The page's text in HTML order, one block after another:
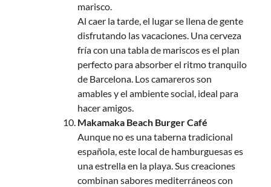
marisco.
Al caer la tarde, el lugar se llena de gente
disfrutando las vacaciones. Una cerveza
fría con una tabla de mariscos es el plan
perfecto para absorber el ritmo tranquilo
de Barcelona. Los camareros son
amables y el ambiente social, ideal para
hacer amigos.
Makamaka Beach Burger Café
Aunque no es una taberna tradicional
española, este local de hamburguesas es
una estrella en la playa. Sus creaciones
combinan sabores mediterráneos con